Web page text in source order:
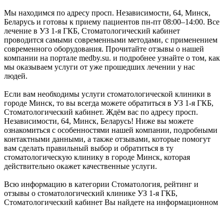
Мы находимся по адресу просп. Независимости, 64, Минск,
Беларусь и готовы к приему пациентов пн-пт 08:00–14:00. Все
лечение в УЗ 1-я ГКБ, Стоматологический кабинет
проводится самыми современными методами, с применением
современного оборудования. Прочитайте отзывы о нашей
компании на портале medby.su. и подробнее узнайте о том, как
мы оказываем услуги от уже прошедших лечении у нас
людей.
Если вам необходимы услуги стоматологической клиники в
городе Минск, то вы всегда можете обратиться в УЗ 1-я ГКБ,
Стоматологический кабинет. Ждём вас по адресу просп.
Независимости, 64, Минск, Беларусь! Ниже вы можете
ознакомиться с особенностями нашей компании, подробными
контактными данными, а также отзывами, которые помогут
вам сделать правильный выбор и обратиться в ту
стоматологическую клинику в городе Минск, которая
действительно окажет качественные услуги.
Всю информацию в категории Стоматология, рейтинг и
отзывы о стоматологический клинике УЗ 1-я ГКБ,
Стоматологический кабинет Вы найдете на информационном